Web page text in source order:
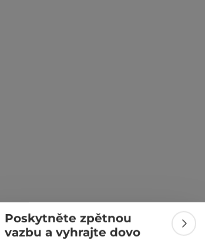
Poskytněte zpětnou
vazbu a vyhrajte dovo